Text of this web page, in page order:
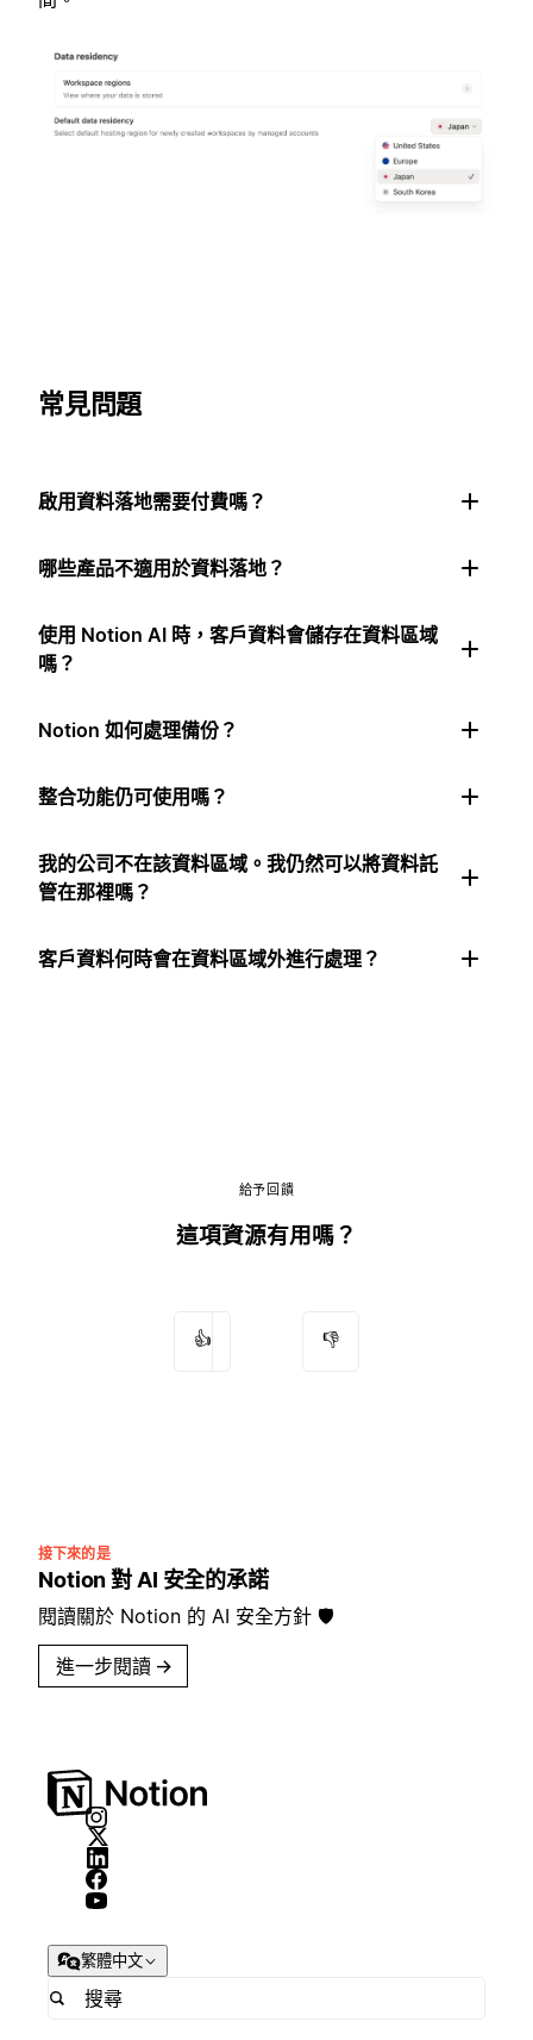
常見問題
啟用資料落地需要付費嗎？
哪些產品不適用於資料落地？
使用 Notion AI 時，客戶資料會儲存在資料區域
嗎？
Notion 如何處理備份？
整合功能仍可使用嗎？
我的公司不在該資料區域。我仍然可以將資料託
管在那裡嗎？
客戶資料何時會在資料區域外進行處理？
給予回饋
這項資源有用嗎？
👍 👎
接下來的是
Notion 對 AI 安全的承諾
閱讀關於 Notion 的 AI 安全方針 🛡️
進一步閱讀 →
繁體中文